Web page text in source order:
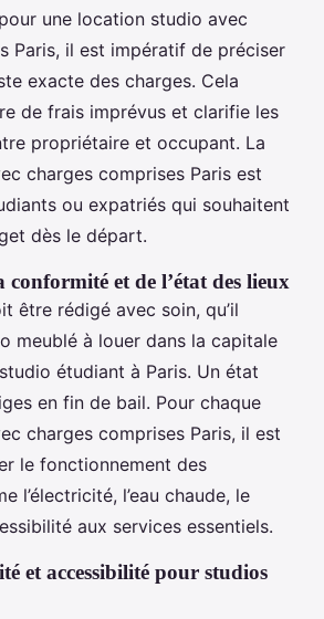
une location studio avec
Paris, il est impératif de préciser
exacte des charges. Cela
de frais imprévus et clarifie les
propriétaire et occupant. La
charges comprises Paris est
ou expatriés qui souhaitent
dès le départ.
et de l’état des lieux
être rédigé avec soin, qu’il
meublé à louer dans la capitale
étudiant à Paris. Un état
en fin de bail. Pour chaque
charges comprises Paris, il est
le fonctionnement des
l’électricité, l’eau chaude, le
aux services essentiels.
et accessibilité pour studios